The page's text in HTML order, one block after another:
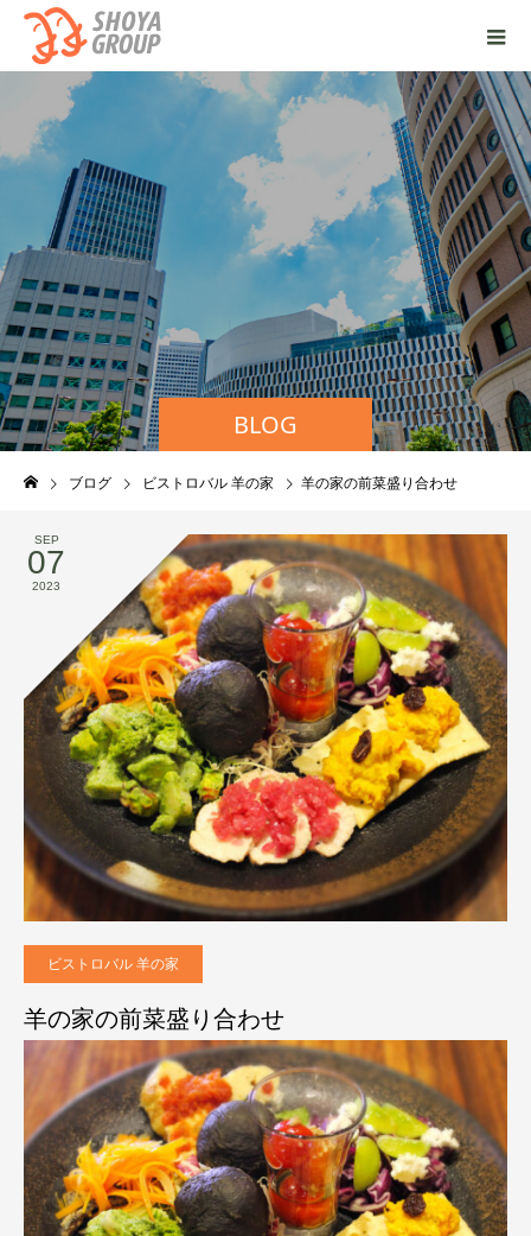
BLOG
ブログ ビストロバル 羊の家 羊の家の前菜盛り合わせ
SEP
07
2023
ビストロバル 羊の家
羊の家の前菜盛り合わせ